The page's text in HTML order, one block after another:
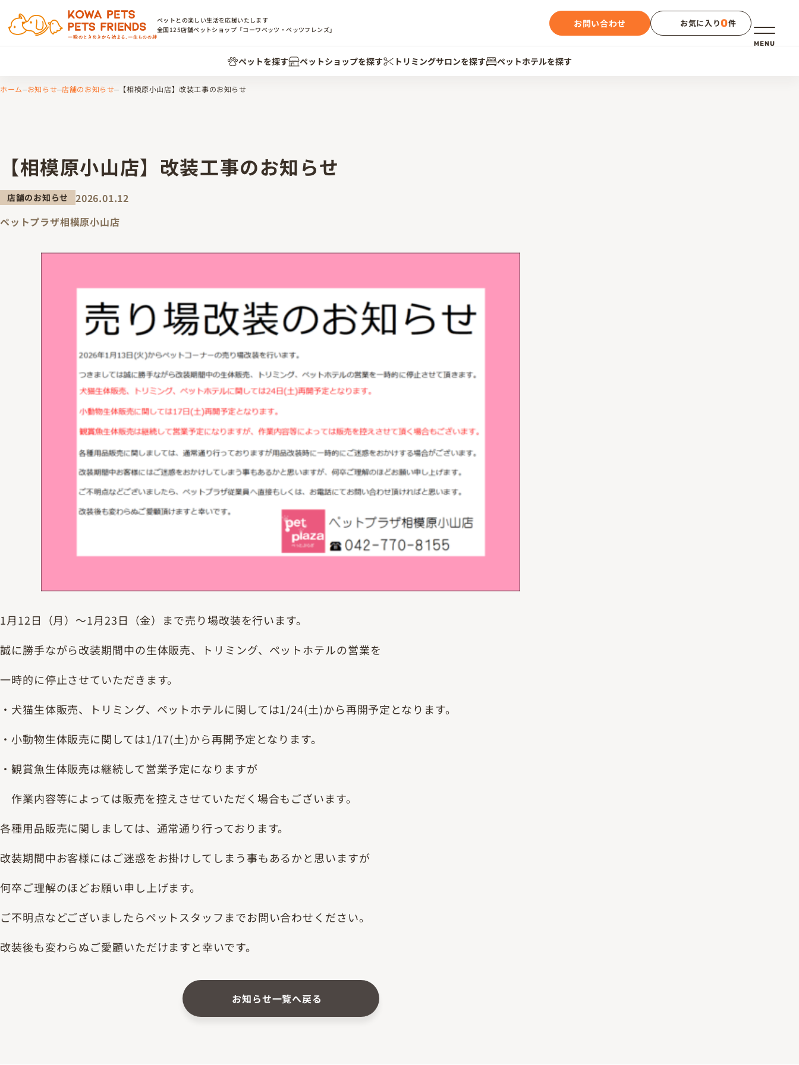
メニュー
MENU
ペットとの楽しい生活を応援いたします
全国125店舗ペットショップ「コーワペッツ・ペッツフレンズ」
お問い合わせ お気に入り0件
ペットを探す ペットショップを探す トリミングサロンを探す ペットホテルを探す
ホーム お知らせ 店舗のお知らせ 【相模原小山店】改装工事のお知らせ
【相模原小山店】改装工事のお知らせ
店舗のお知らせ
2026.01.12
ペットプラザ相模原小山店
1月12日（月）～1月23日（金）まで売り場改装を行います。
誠に勝手ながら改装期間中の生体販売、トリミング、ペットホテルの営業を
一時的に停止させていただきます。
・犬猫生体販売、トリミング、ペットホテルに関しては1/24(土)から再開予定となります。
・小動物生体販売に関しては1/17(土)から再開予定となります。
・観賞魚生体販売は継続して営業予定になりますが
作業内容等によっては販売を控えさせていただく場合もございます。
各種用品販売に関しましては、通常通り行っております。
改装期間中お客様にはご迷惑をお掛けしてしまう事もあるかと思いますが
何卒ご理解のほどお願い申し上げます。
ご不明点などございましたらペットスタッフまでお問い合わせください。
改装後も変わらぬご愛顧いただけますと幸いです。
お知らせ一覧へ戻る